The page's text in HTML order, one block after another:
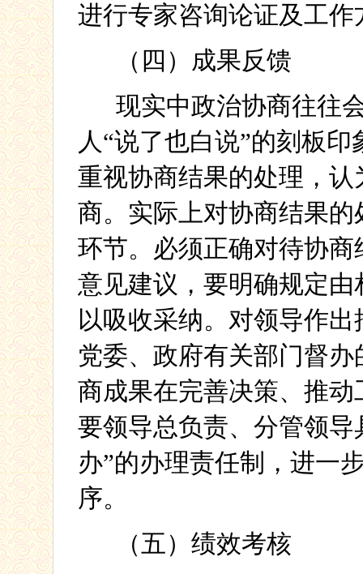
进行专家咨询论证及工
（四）成果反馈
现实中政治协商往往
人“说了也白说”的刻板
重视协商结果的处理，
商。实际上对协商结果
环节。必须正确对待协
意见建议，要明确规定
以吸收采纳。对领导作
党委、政府有关部门督
商成果在完善决策、推
要领导总负责、分管领
办”的办理责任制，进一
序。
（五）绩效考核